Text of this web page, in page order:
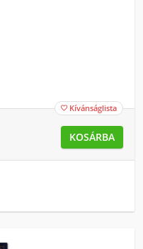
 Kívánságlista
KOSÁRBA